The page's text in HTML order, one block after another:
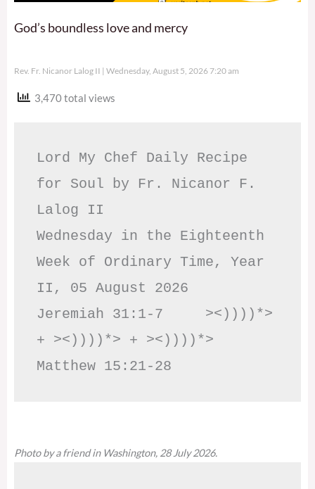
God’s boundless love and mercy
Rev. Fr. Nicanor Lalog II Wednesday, August 5, 2026 7:20 am
3,470 total views
Lord My Chef Daily Recipe
for Soul by Fr. Nicanor F.
Lalog II
Wednesday in the Eighteenth
Week of Ordinary Time, Year
II, 05 August 2026
Jeremiah 31:1-7     ><))))*>
+ ><))))*> + ><))))*>
Matthew 15:21-28
Photo by a friend in Washington, 28 July 2026.